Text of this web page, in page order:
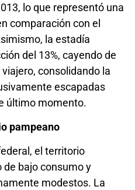
lo que representó una
comparación con el
la estadía
del 13%, cayendo de
consolidando la
escapadas
último momento.
pampeano
el territorio
de bajo consumo y
modestos. La